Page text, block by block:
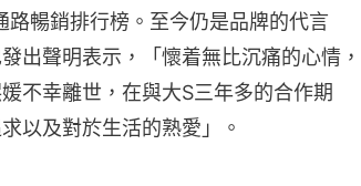
暢銷排行榜。至今仍是品牌的代言
出聲明表示，「懷着無比沉痛的心情，
不幸離世，在與大S三年多的合作期
以及對於生活的熟愛」。